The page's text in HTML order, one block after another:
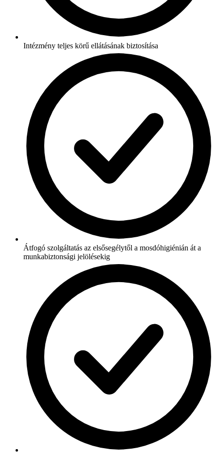
Intézmény teljes körű ellátásának biztosítása
Átfogó szolgáltatás az elsősegélytől a mosdóhigiénián át a
munkabiztonsági jelölésekig